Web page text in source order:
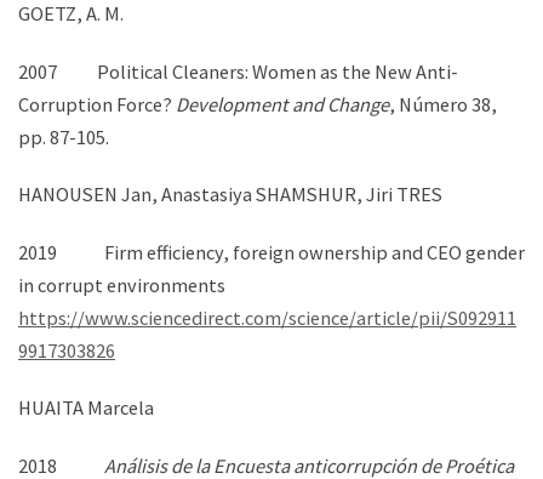
GOETZ, A. M.
2007 Political Cleaners: Women as the New Anti-
Corruption Force? Development and Change, Número 38,
pp. 87-105.
HANOUSEN Jan, Anastasiya SHAMSHUR, Jiri TRES
2019 Firm efficiency, foreign ownership and CEO gender
in corrupt environments
https://www.sciencedirect.com/science/article/pii/S092911
9917303826
HUAITA Marcela
2018 Análisis de la Encuesta anticorrupción de Proética